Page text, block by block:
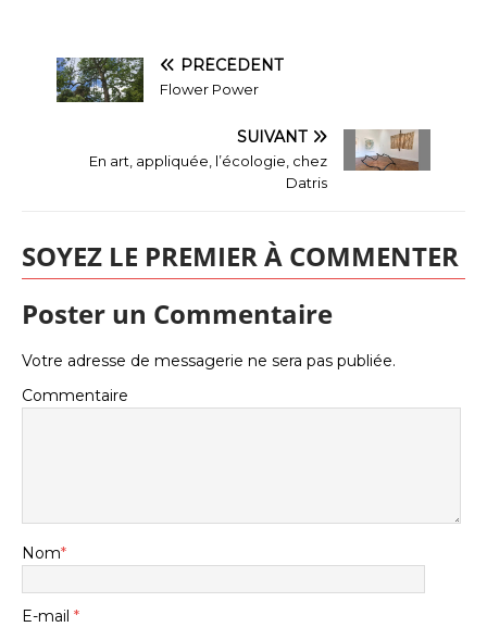
PRÉCÉDENT
Flower Power
SUIVANT
En art, appliquée, l’écologie, chez
Datris
SOYEZ LE PREMIER À COMMENTER
Poster un Commentaire
Votre adresse de messagerie ne sera pas publiée.
Commentaire
Nom*
E-mail *